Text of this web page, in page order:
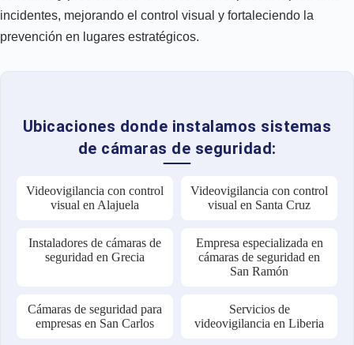
incidentes, mejorando el control visual y fortaleciendo la
prevención en lugares estratégicos.
Ubicaciones donde instalamos sistemas
de cámaras de seguridad:
Videovigilancia con control
visual en Alajuela
Videovigilancia con control
visual en Santa Cruz
Instaladores de cámaras de
seguridad en Grecia
Empresa especializada en
cámaras de seguridad en
San Ramón
Cámaras de seguridad para
empresas en San Carlos
Servicios de
videovigilancia en Liberia